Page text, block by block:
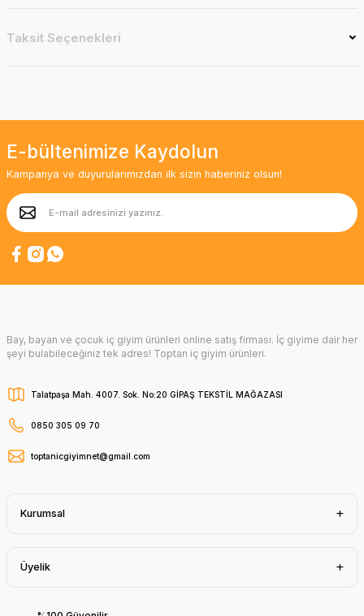
Taksit Seçenekleri
E-bültenimize Kaydolun
Kampanya ve duyurularımızdan ilk sizin haberiniz olsun!
Bay, bayan ve çocuk iç giyim ürünleri online satış firması. İç giyime dair her
şeyi bulabileceğiniz tek adres! Toptan iç giyim ürünleri.
Talatpaşa Mah. 4007. Sok. No:20 GİPAŞ TEKSTİL MAĞAZASI
0850 305 09 70
toptanicgiyimnet@gmail.com
Kurumsal
Üyelik